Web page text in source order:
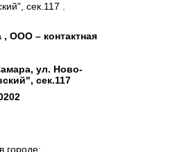
сек.117 .
ООО – контактная
ул. Ново-
сек.117
городе: